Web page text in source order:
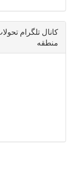
کانال تلگرام
منطقه